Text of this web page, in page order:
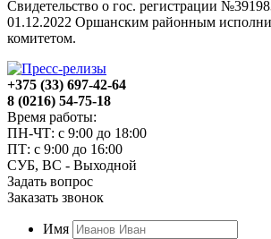
Свидетельство о гос. регистрации
01.12.2022 Оршанским районным
комитетом.
+375 (33) 697-42-64
8 (0216) 54-75-18
Время работы:
ПН-ЧТ: с 9:00 до 18:00
ПТ: с 9:00 до 16:00
СУБ, ВС - Выходной
Задать вопрос
Заказать звонок
Имя